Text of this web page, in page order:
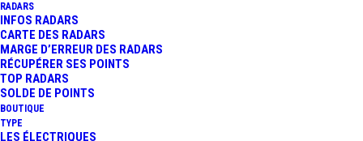
RADARS
INFOS RADARS
CARTE DES RADARS
MARGE D’ERREUR DES RADARS
RÉCUPÉRER SES POINTS
TOP RADARS
SOLDE DE POINTS
BOUTIQUE
TYPE
LES ÉLECTRIQUES
12 août 2018
IN MY FEELINGS